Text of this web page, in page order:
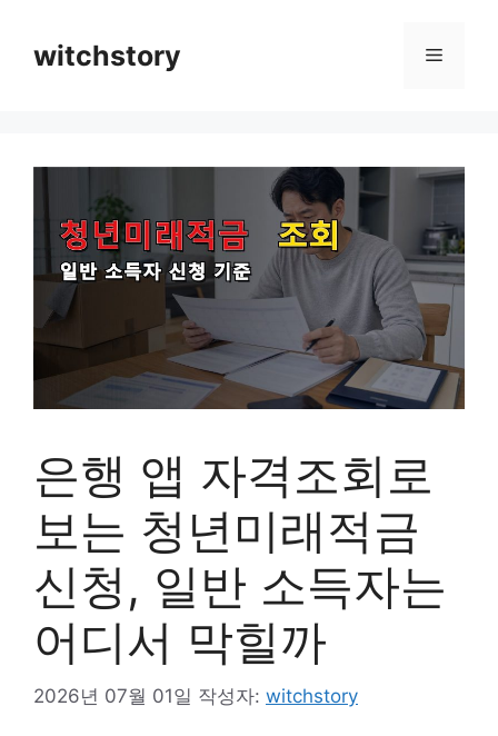
witchstory 메
은행 앱 자격조회로
보는 청년미래적금
신청, 일반 소득자는
어디서 막힐까
2026년 07월 01일 작성자: witchstory